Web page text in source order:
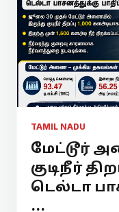
TAMIL NADU
மேட்டூர்
குடிநீர்
டெல்டா
...